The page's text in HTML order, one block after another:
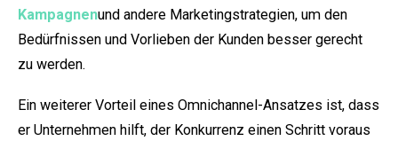
Kampagnenund andere Marketingstrategien, um den
Bedürfnissen und Vorlieben der Kunden besser gerecht
zu werden.
Ein weiterer Vorteil eines Omnichannel-Ansatzes ist, dass
er Unternehmen hilft, der Konkurrenz einen Schritt voraus